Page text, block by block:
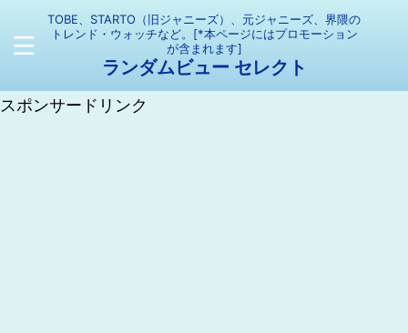
TOBE、STARTO（旧ジャニーズ）、元ジャニーズ、界隈の
トレンド・ウォッチなど。[*本ページにはプロモーション
が含まれます]
ランダムビュー セレクト
スポンサードリンク